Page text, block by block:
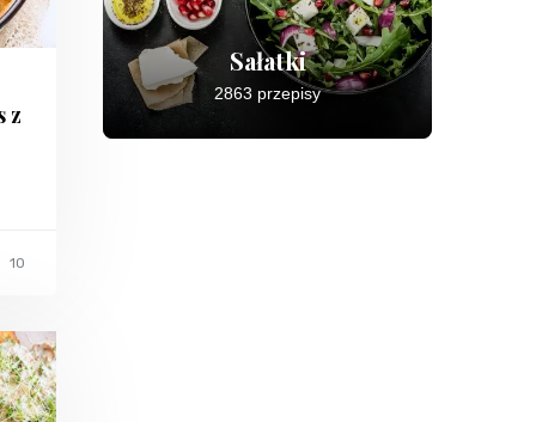
z
10
Sałatki
2863 przepisy